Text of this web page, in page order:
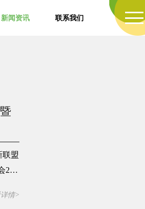
新闻资讯 联系我们
联盟
202
情>